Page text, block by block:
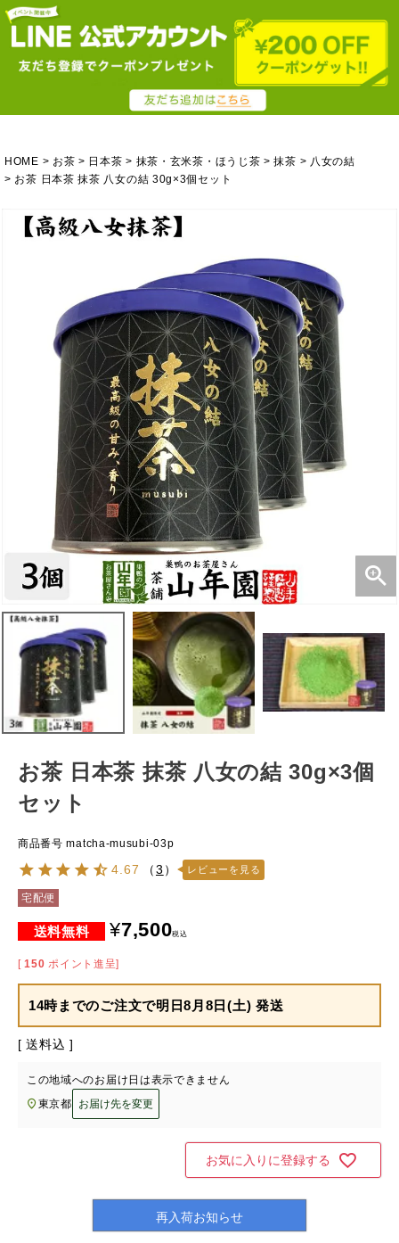
HOME お茶 日本茶 抹茶・玄米茶・ほうじ茶 抹茶
八女の結
お茶 日本茶 抹茶 八女の結 30g×3個セット
お茶 日本茶 抹茶 八女の結 30g×3個
セット
商品番号 matcha-musubi-03p
4.67 （3 ） レビューを見る
宅配便
¥7,500税込
[ 150 ポイント進呈]
14時までのご注文で明日8月8日(土) 発送
送料込
この地域へのお届け日は表示できません
東京都
お届け先を変更
お気に入りに登録する
再入荷お知らせ